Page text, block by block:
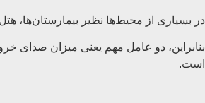
در بسیاری از محیط‌ها نظیر بیمارستان‌ها،
بنابراین، دو عامل مهم یعنی میزان صدای
است.